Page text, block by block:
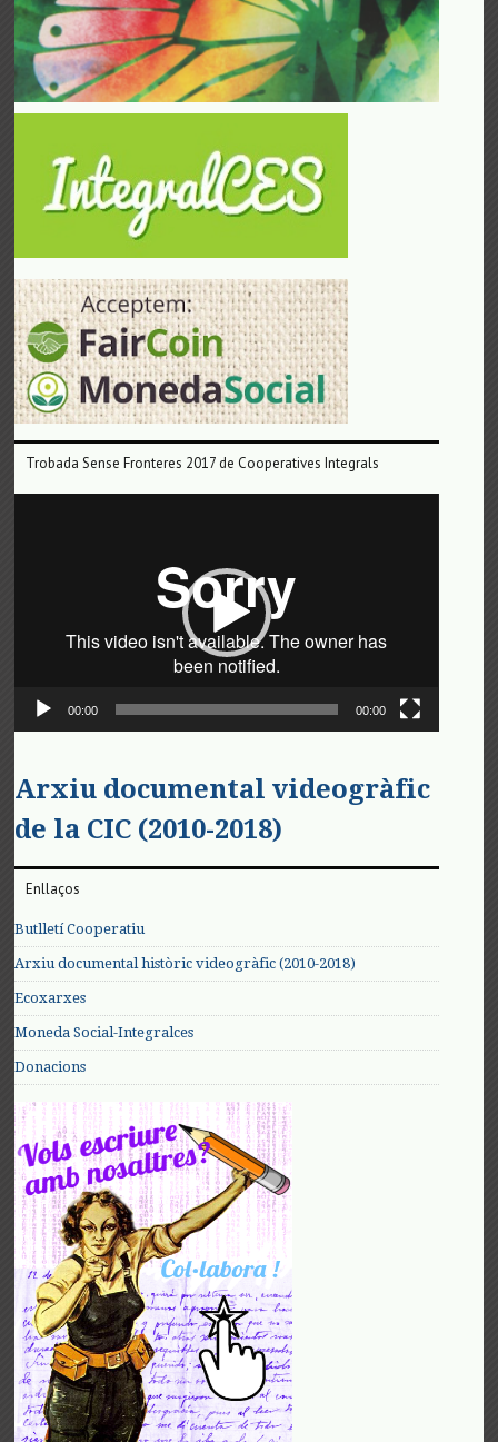
Trobada Sense Fronteres 2017 de Cooperatives Integrals
00:00 00:00
Arxiu documental videogràfic
de la CIC (2010-2018)
Enllaços
Butlletí Cooperatiu
Arxiu documental històric videogràfic (2010-2018)
Ecoxarxes
Moneda Social-Integralces
Donacions